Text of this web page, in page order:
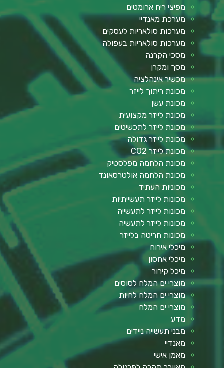
מפיצי ריח ארומטים
מערכת מאנדיי
מערכות סולאריות לעסקים
מערכות סולאריות בעפולה
מסכי הקרנה
מסך ומקרן
מכשיר אינהלציה
מכונת ריתוך לייזר
מכונת עשן
מכונת לייזר מקצועית
מכונת לייזר לתכשיטים
מכונת לייזר גדולה
מכונת לייזר CO2
מכונת הלחמה מפלסטיק
מכונת הלחמה אולטרסאונד
מכוניות העתיד
מכונות לייזר תעשייתיות
מכונות לייזר לתעשייה
מכונות לייזר לתעשיה
מכונות חריטה בלייזר
מיכלי אירוח
מיכלי אחסון
מיכל קירור
מוצרי ים המלח לסוסים
מוצרי ים המלח לחיות
מוצרי ים המלח
מדע
מבני תעשייה ניידים
מאנדיי
מאמן אישי